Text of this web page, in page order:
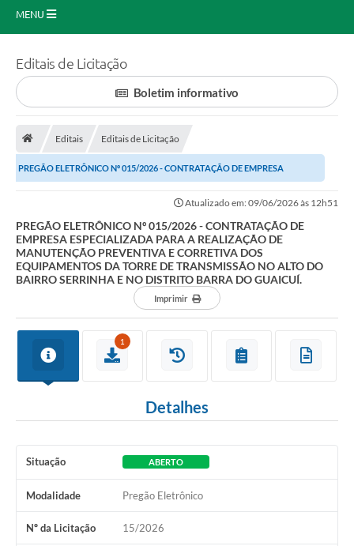
MENU
Prefeitura
Cidadão
Publicações
Transparência
SIC
COVID-19
Patrimônio Cultural
Editais
A Prefeitura
Editais de Licitação
Boletim informativo
Editais Editais de Licitação
PREGÃO ELETRÔNICO Nº 015/2026 - CONTRATAÇÃO DE EMPRESA
ESPECIALIZADA PARA A REALIZAÇÃO DE MANUTENÇÃO...
Atualizado em: 09/06/2026 às 12h51
PREGÃO ELETRÔNICO Nº 015/2026 - CONTRATAÇÃO DE
EMPRESA ESPECIALIZADA PARA A REALIZAÇÃO DE
MANUTENÇÃO PREVENTIVA E CORRETIVA DOS
EQUIPAMENTOS DA TORRE DE TRANSMISSÃO NO ALTO DO
BAIRRO SERRINHA E NO DISTRITO BARRA DO GUAICUÍ.
Imprimir
1
Detalhes
Situação ABERTO
Modalidade Pregão Eletrônico
Nº da Licitação 15/2026